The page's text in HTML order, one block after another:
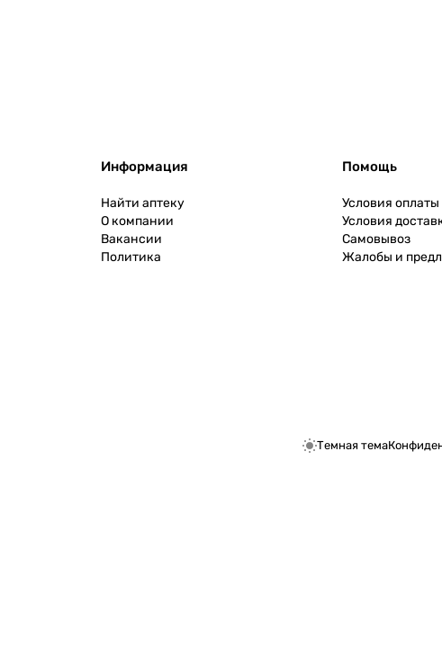
Информация
Найти аптеку
О компании
Вакансии
Политика
Помощь
Условия оплаты
Условия
Самовывоз
Жалобы и
Темная тема